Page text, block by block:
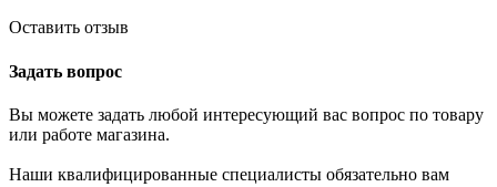
Оставить отзыв
Задать вопрос
Вы можете задать любой интересующий вас вопрос по товару
или работе магазина.
Наши квалифицированные специалисты обязательно вам